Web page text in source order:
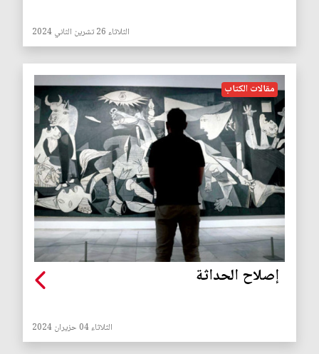
الثلاثاء 26 تشرين الثاني 2024
مقالات الكتاب
إصلاح الحداثة
الثلاثاء 04 حزيران 2024